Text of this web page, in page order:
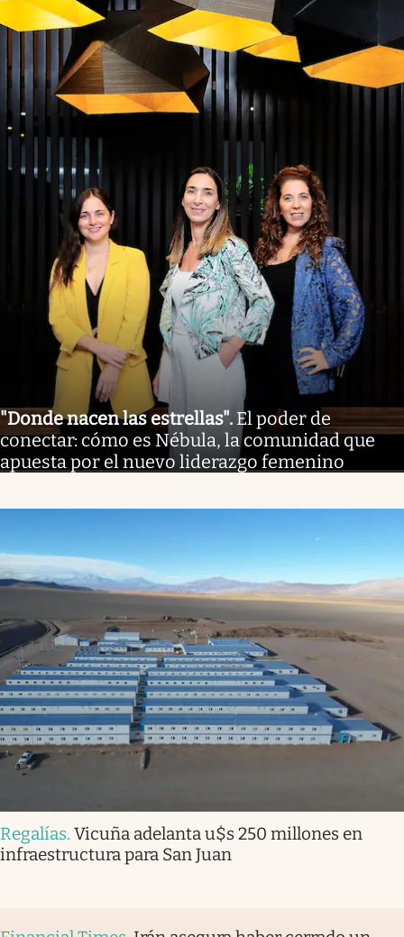
"Donde nacen las estrellas". El poder de
conectar: cómo es Nébula, la comunidad que
apuesta por el nuevo liderazgo femenino
Regalías. Vicuña adelanta u$s 250 millones en
infraestructura para San Juan